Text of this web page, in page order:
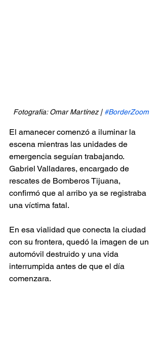
Fotografía: Omar Martínez | #BorderZoom
El amanecer comenzó a iluminar la
escena mientras las unidades de
emergencia seguían trabajando.
Gabriel Valladares, encargado de
rescates de Bomberos Tijuana,
confirmó que al arribo ya se registraba
una víctima fatal.
En esa vialidad que conecta la ciudad
con su frontera, quedó la imagen de un
automóvil destruido y una vida
interrumpida antes de que el día
comenzara.